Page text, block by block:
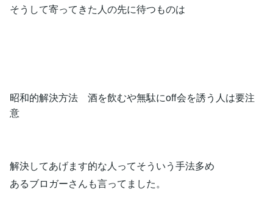
そうして寄ってきた人の先に待つものは
昭和的解決方法 酒を飲むや無駄にoff会を誘う人は要注
意
解決してあげます的な人ってそういう手法多め
あるブロガーさんも言ってました。